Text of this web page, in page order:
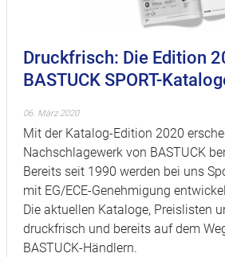
Druckfrisch: Die Edition
BASTUCK SPORT-
06. März 2020
Mit der Katalog-Edition 2020
Nachschlagewerk von BASTUCK
Bereits seit 1990 werden bei uns
mit EG/ECE-Genehmigung
Die aktuellen Kataloge, Preislisten
druckfrisch und bereits auf dem
BASTUCK-Händlern.